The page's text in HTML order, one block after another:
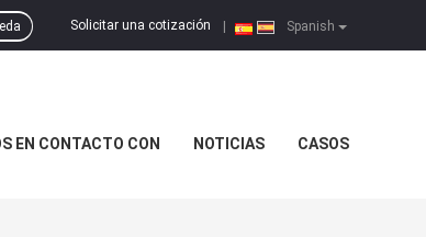
Spanish
Solicitar una cotización
EN CONTACTO CON NOTICIAS CASOS